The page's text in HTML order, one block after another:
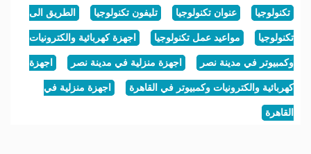
تكنولوجيا عنوان تكنولوجيا تليفون تكنولوجيا الطريق الى
تكنولوجيا مواعيد عمل تكنولوجيا اجهزة كهربائية والكترونيات
وكمبيوتر في مدينة نصر اجهزة منزلية في مدينة نصر اجهزة
كهربائية والكترونيات وكمبيوتر في القاهرة اجهزة منزلية في
القاهرة